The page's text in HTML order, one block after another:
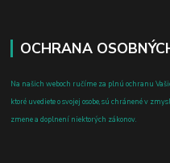
OCHRANA
Na našich weboch ručíme za plnú ochranu
ktoré uvediete o svojej osobe, sú chránené v
zmene a doplnení niektorých zákonov.